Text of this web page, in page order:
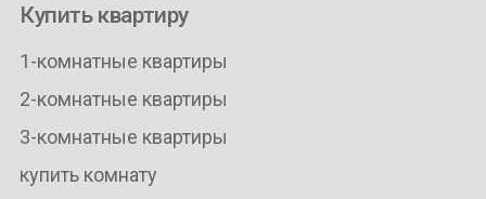
Купить квартиру
1-комнатные квартиры
2-комнатные квартиры
3-комнатные квартиры
купить комнату